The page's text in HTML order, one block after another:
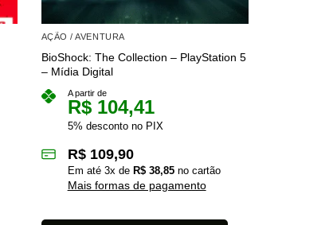
AÇÃO / AVENTURA
BioShock: The Collection – PlayStation 5
– Mídia Digital
A partir de
R$104,41
5% desconto no PIX
R$109,90
Em até 3x de R$38,85no cartão
Mais formas de pagamento